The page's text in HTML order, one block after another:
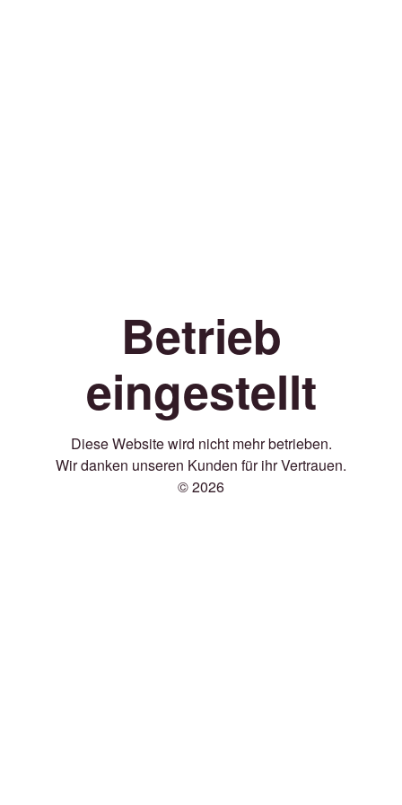
Betrieb
eingestellt
Diese Website wird nicht mehr betrieben.
Wir danken unseren Kunden für ihr Vertrauen.
© 2026